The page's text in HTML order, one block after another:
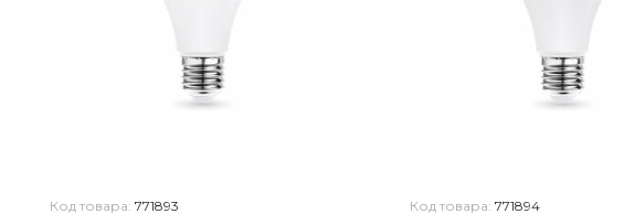
Код товара: 771893 Код товара: 771894